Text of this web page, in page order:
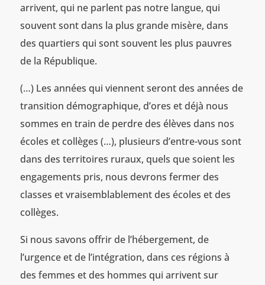
arrivent, qui ne parlent pas notre langue, qui
souvent sont dans la plus grande misère, dans
des quartiers qui sont souvent les plus pauvres
de la République.
(…) Les années qui viennent seront des années de
transition démographique, d’ores et déjà nous
sommes en train de perdre des élèves dans nos
écoles et collèges (…), plusieurs d’entre-vous sont
dans des territoires ruraux, quels que soient les
engagements pris, nous devrons fermer des
classes et vraisemblablement des écoles et des
collèges.
Si nous savons offrir de l’hébergement, de
l’urgence et de l’intégration, dans ces régions à
des femmes et des hommes qui arrivent sur